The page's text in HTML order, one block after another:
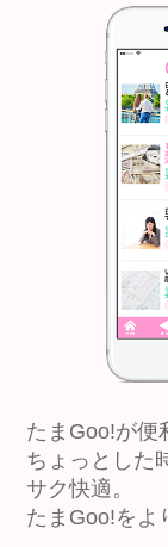
たまGoo!が便
ちょっとした
サク快適。
たまGoo!をよ